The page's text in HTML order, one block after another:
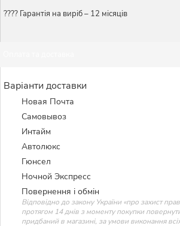
???? Гарантія на виріб – 12 місяців
Варіанти доставки
Новая Почта
Самовывоз
Интайм
Автолюкс
Гюнсел
Ночной Экспресс
Повернення і обмін
Відповідно до закону України «про захист
протягом 14 днів з моменту покупки
придбаний в магазині, за умови виконання